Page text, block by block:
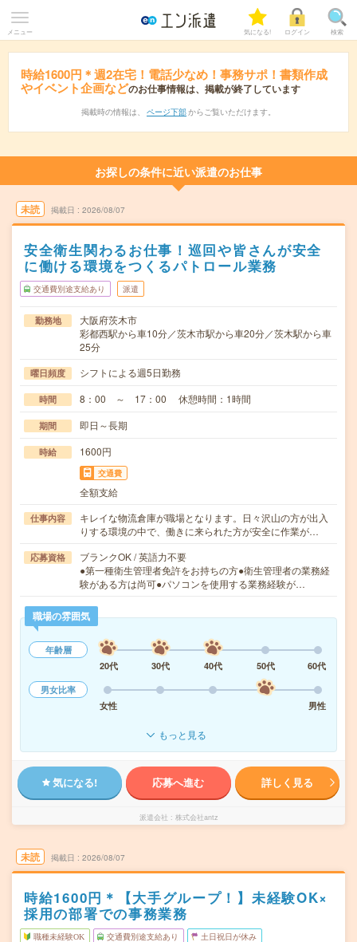
メニュー 気になる! ログイン 検索
時給1600円＊週2在宅！電話少なめ！事務サポ！書類作成
やイベント企画などのお仕事情報は、掲載が終了しています
掲載時の情報は、 ページ下部 からご覧いただけます。
お探しの条件に近い派遣のお仕事
未読 掲載日 2026/08/07
安全衛生関わるお仕事！巡回や皆さんが安全
に働ける環境をつくるパトロール業務
交通費別途支給あり 派遣
勤務地
大阪府茨木市
彩都西駅から車10分／茨木市駅から車20分／茨木駅から車
25分
曜日頻度 シフトによる週5日勤務
時間 8：00 ～ 17：00 休憩時間：1時間
期間 即日～長期
時給 1600円
交通費
全額支給
仕事内容
キレイな物流倉庫が職場となります。日々沢山の方が出入
りする環境の中で、働きに来られた方が安全に作業が…
応募資格
ブランクOK / 英語力不要
●第一種衛生管理者免許をお持ちの方●衛生管理者の業務経
験がある方は尚可●パソコンを使用する業務経験が…
職場の雰囲気
年齢層
20代
30代 40代 50代
60代
男女比率
女性
男性
もっと見る
気になる! 応募へ進む 詳しく見る
派遣会社 株式会社antz
未読 掲載日 2026/08/07
時給1600円＊【大手グループ！】未経験OK×
採用の部署での事務業務
職種未経験OK 交通費別途支給あり 土日祝日が休み